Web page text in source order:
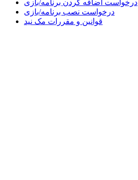
درخواست اضافه کردن برنامه/بازی
درخواست نصب برنامه/بازی
قوانین و مقررات مک نید